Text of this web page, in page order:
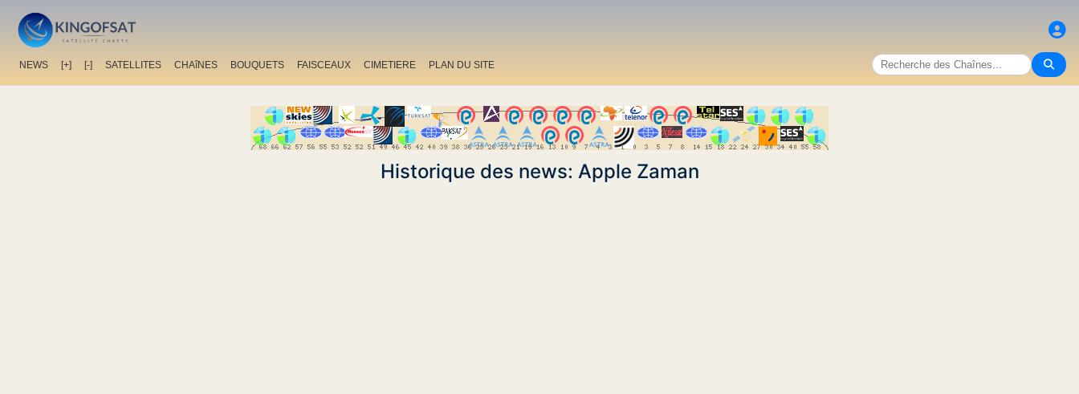
NEWS [+] [-] SATELLITES CHAîNES BOUQUETS FAISCEAUX CIMETIERE PLAN DU SITE
Historique des news: Apple Zaman